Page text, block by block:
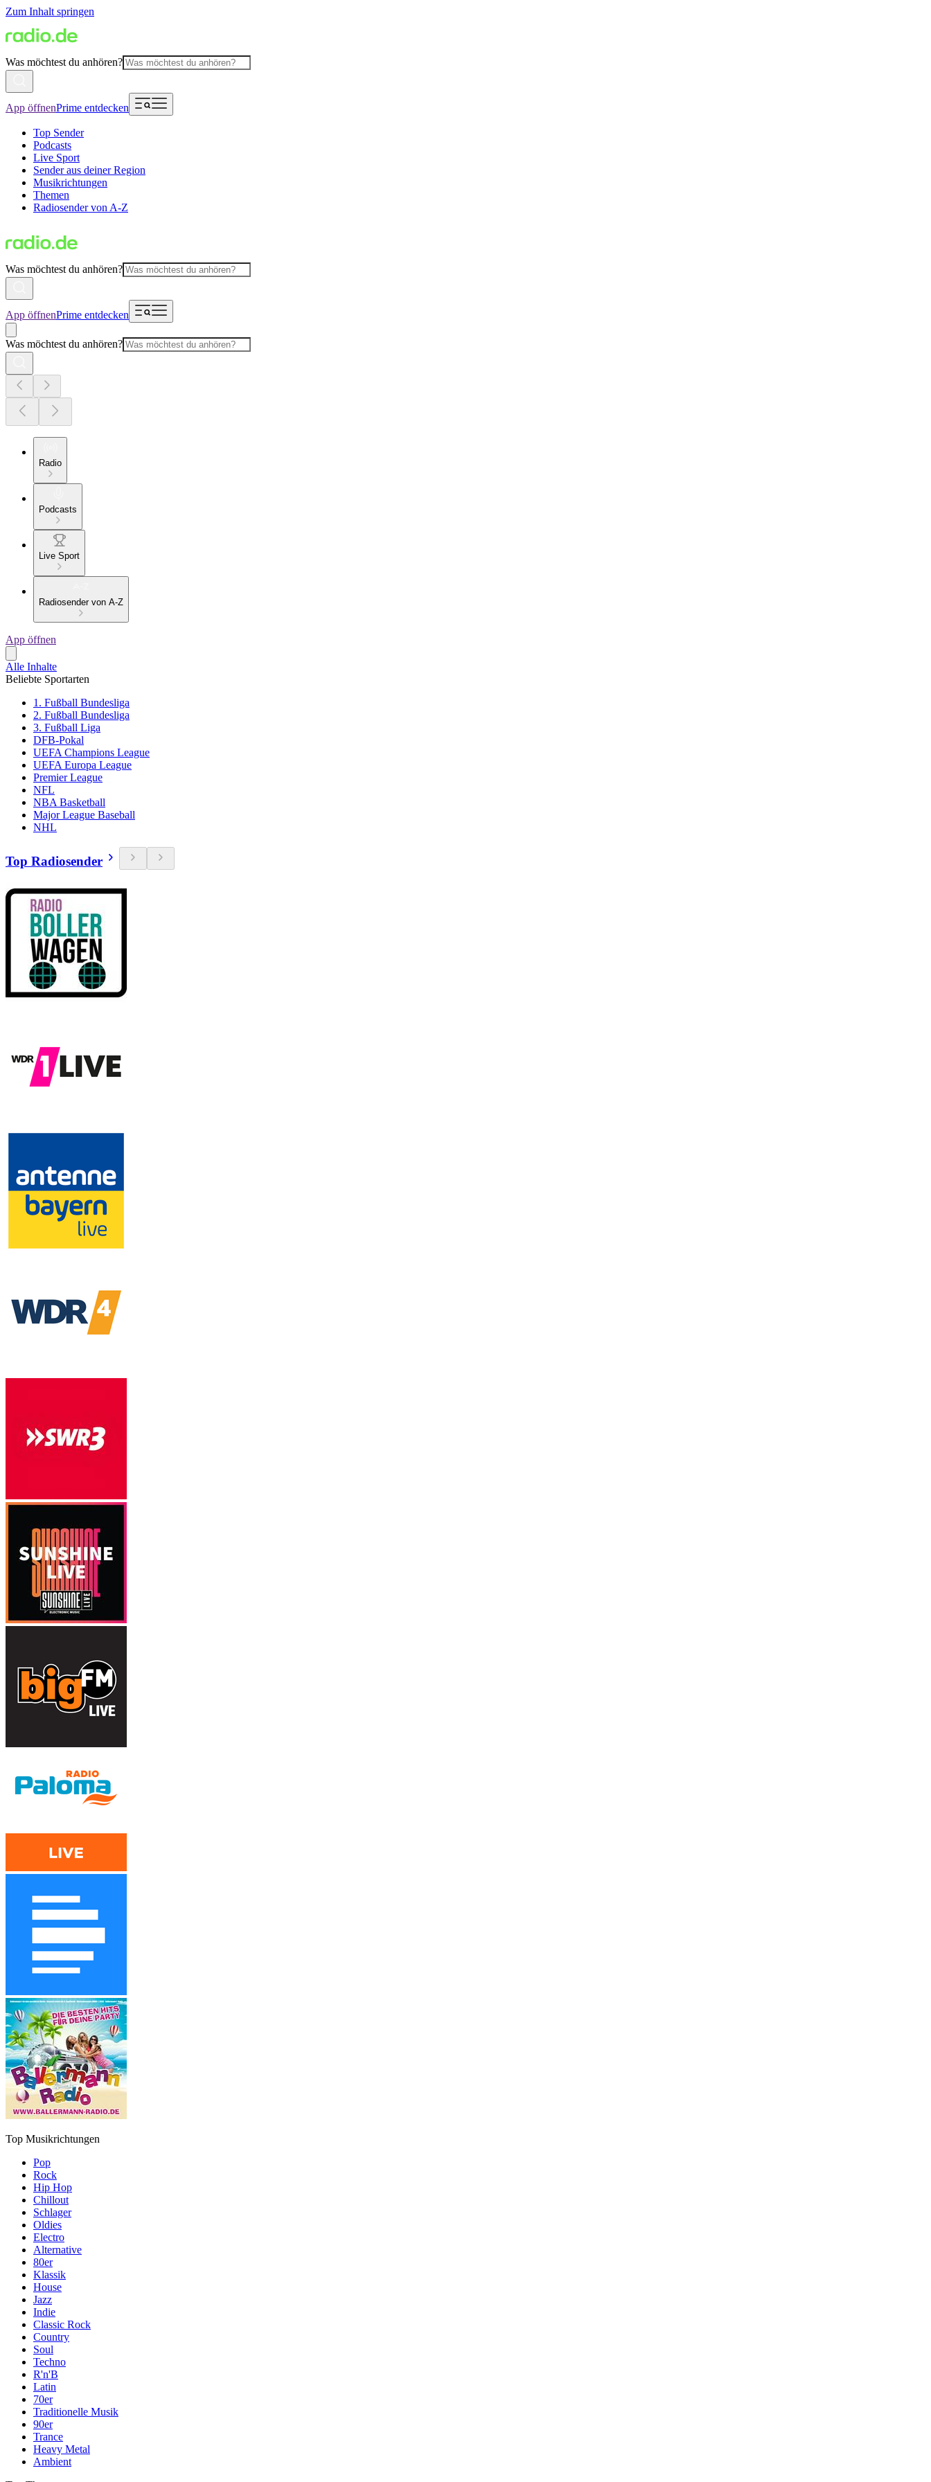
Zum Inhalt springen
Was möchtest du anhören?
App öffnenPrime entdecken
Top Sender
Podcasts
Live Sport
Sender aus deiner Region
Musikrichtungen
Themen
Radiosender von A-Z
Was möchtest du anhören?
App öffnenPrime entdecken
Was möchtest du anhören?
Radio
Podcasts
Live Sport
Radiosender von A-Z
App öffnen
Alle Inhalte
Beliebte Sportarten
1. Fußball Bundesliga
2. Fußball Bundesliga
3. Fußball Liga
DFB-Pokal
UEFA Champions League
UEFA Europa League
Premier League
NFL
NBA Basketball
Major League Baseball
NHL
Top Radiosender
Top Musikrichtungen
Pop
Rock
Hip Hop
Chillout
Schlager
Oldies
Electro
Alternative
80er
Klassik
House
Jazz
Indie
Classic Rock
Country
Soul
Techno
R'n'B
Latin
70er
Traditionelle Musik
90er
Trance
Heavy Metal
Ambient